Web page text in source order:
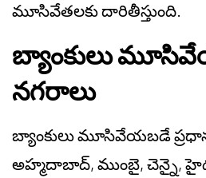
మూసివేతలకు దారితీస్తుంది.
బ్యాంకులు
నగరాలు
బ్యాంకులు మూసివేయబడే
అహ్మదాబాద్, ముంబై, చెన్నై,